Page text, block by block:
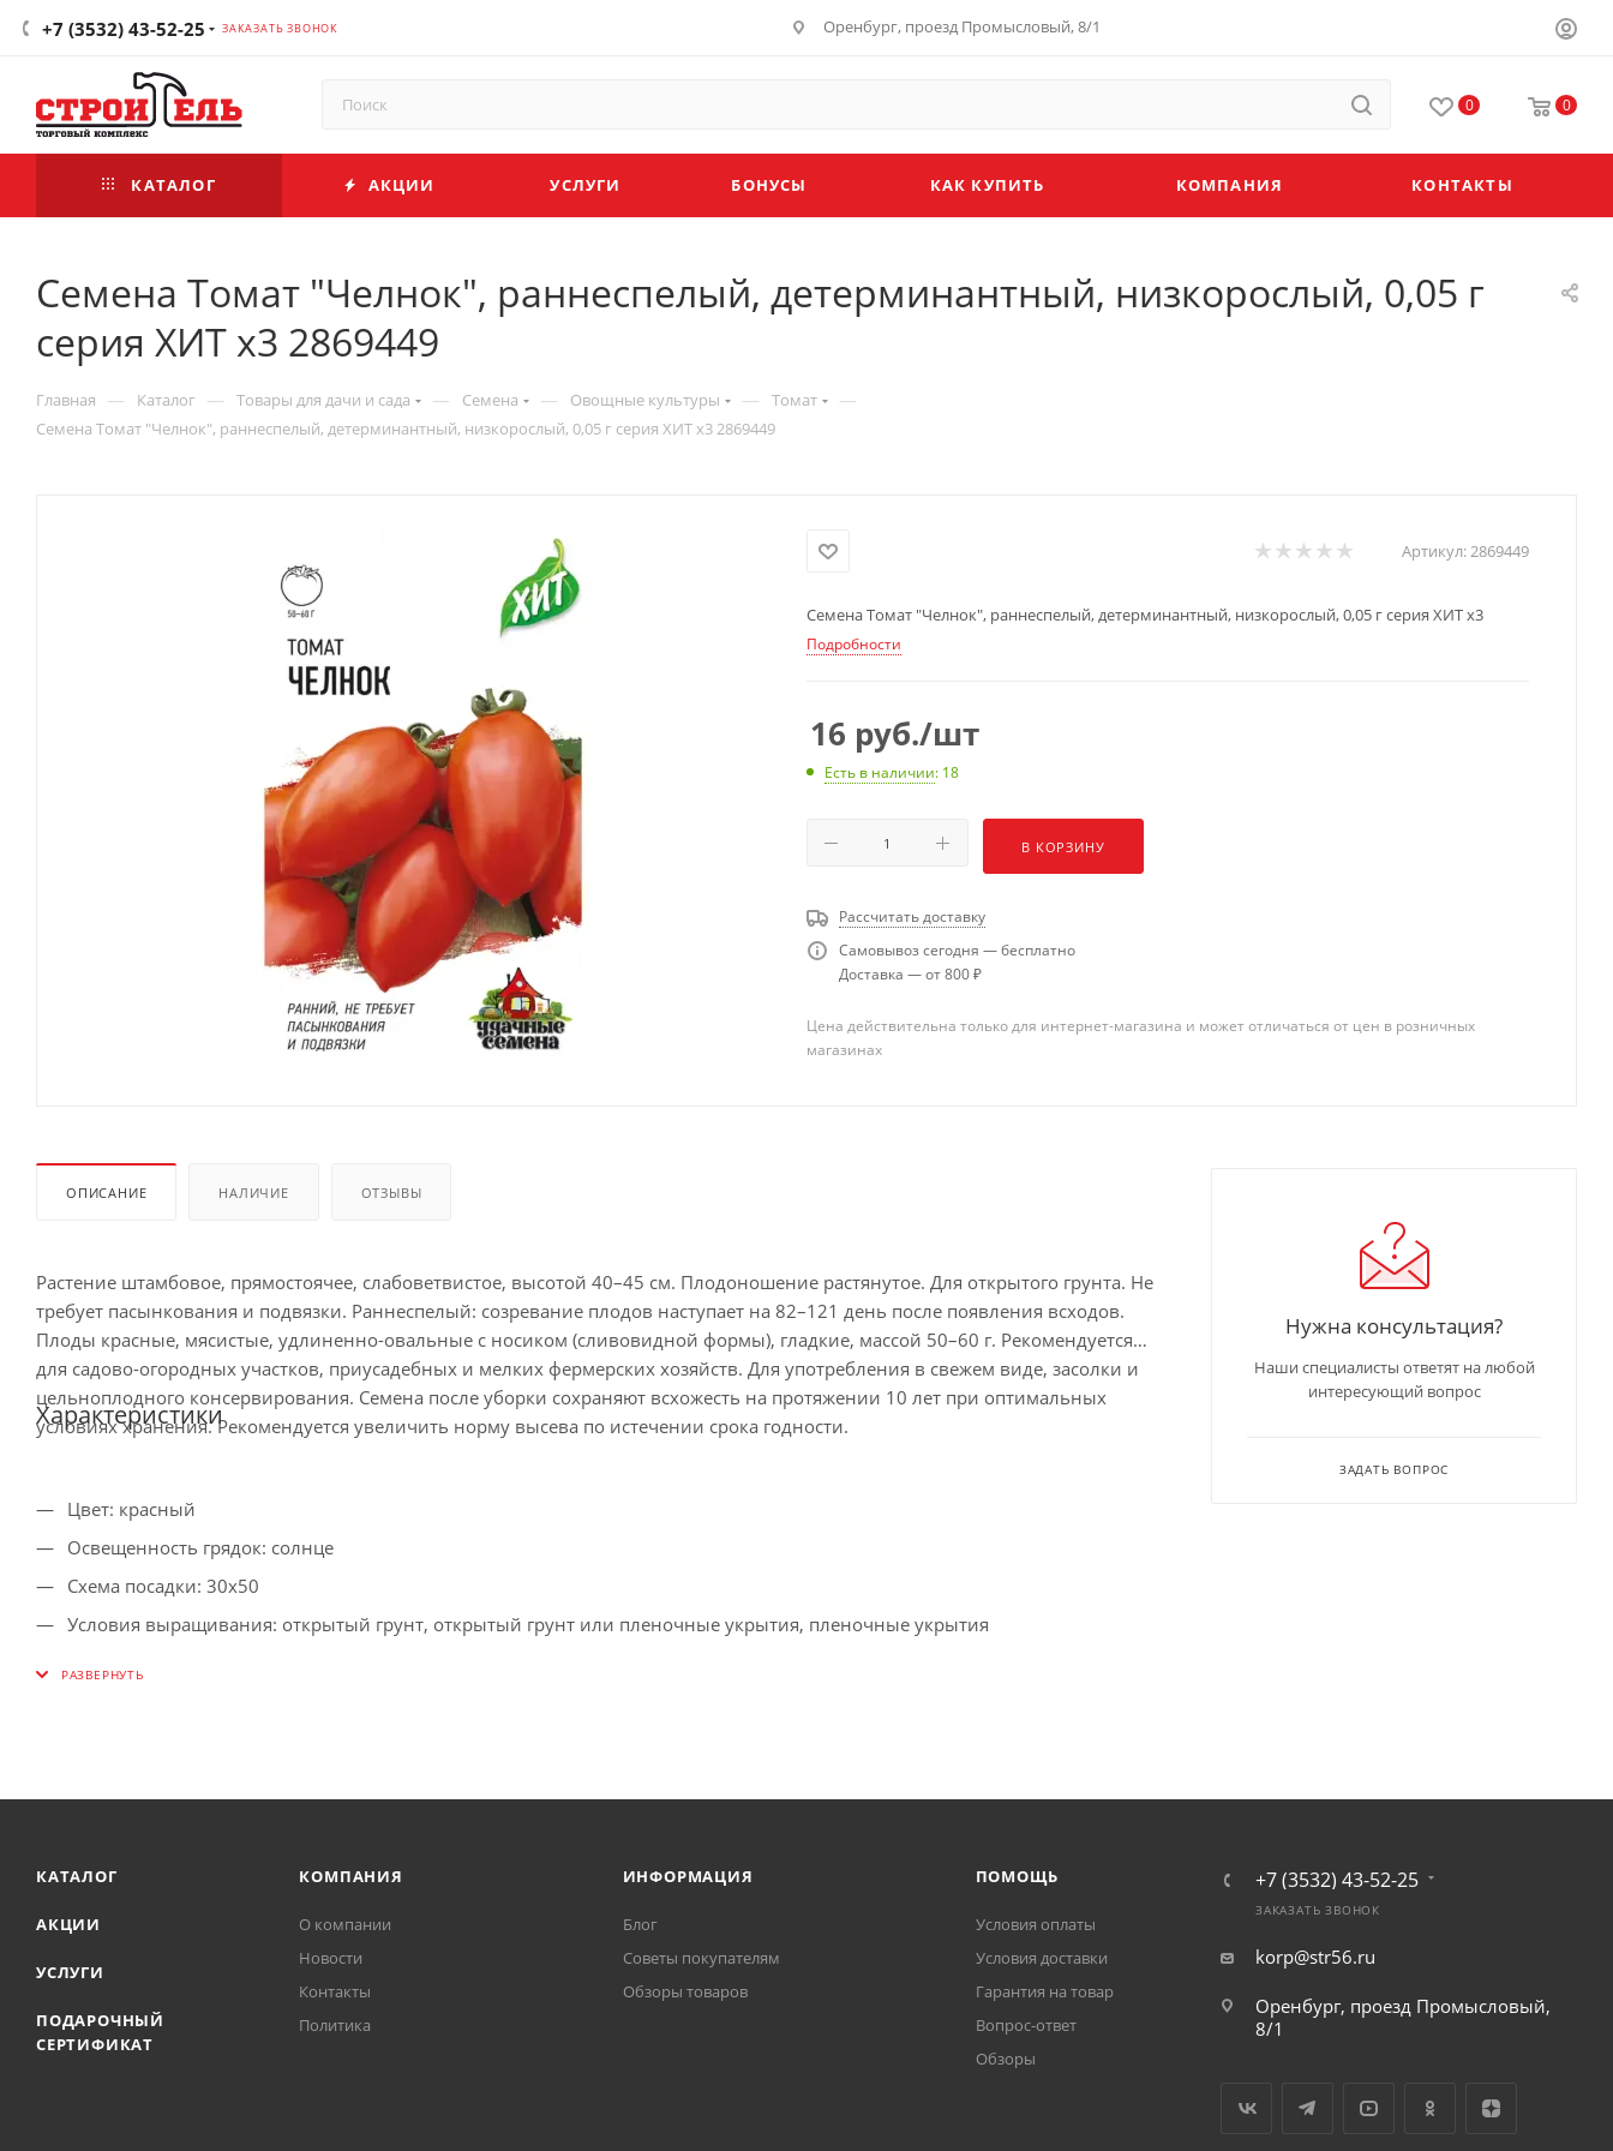
+7 (3532) 43-52-25 ЗАКАЗАТЬ ЗВОНОК Оренбург, проезд Промысловый, 8/1
0 0
КАТАЛОГ АКЦИИ УСЛУГИ БОНУСЫ КАК КУПИТЬ КОМПАНИЯ КОНТАКТЫ
Семена Томат "Челнок", раннеспелый, детерминантный, низкорослый, 0,05 г
серия ХИТ х3 2869449
Главная — Каталог — Товары для дачи и сада — Семена — Овощные культуры — Томат —
Семена Томат "Челнок", раннеспелый, детерминантный, низкорослый, 0,05 г серия ХИТ х3 2869449
Артикул:2869449
Семена Томат "Челнок", раннеспелый, детерминантный, низкорослый, 0,05 г серия ХИТ х3
Подробности
16 руб./шт
Есть в наличии: 18
В КОРЗИНУ
Рассчитать доставку
Самовывоз сегодня — бесплатно
Доставка — от 800 ₽
Цена действительна только для интернет-магазина и может отличаться от цен в розничных
магазинах
ОПИСАНИЕ НАЛИЧИЕ ОТЗЫВЫ
Растение штамбовое, прямостоячее, слабоветвистое, высотой 40–45 см. Плодоношение растянутое. Для открытого грунта. Не
требует пасынкования и подвязки. Раннеспелый: созревание плодов наступает на 82–121 день после появления всходов.
Плоды красные, мясистые, удлиненно-овальные с носиком (сливовидной формы), гладкие, массой 50–60 г. Рекомендуется
для садово-огородных участков, приусадебных и мелких фермерских хозяйств. Для употребления в свежем виде, засолки и
цельноплодного консервирования. Семена после уборки сохраняют всхожесть на протяжении 10 лет при оптимальных
условиях хранения. Рекомендуется увеличить норму высева по истечении срока годности.
Характеристики
Цвет: красный
Освещенность грядок: солнце
Схема посадки: 30х50
Условия выращивания: открытый грунт, открытый грунт или пленочные укрытия, пленочные укрытия
Нужна консультация?
Наши специалисты ответят на любой
интересующий вопрос
ЗАДАТЬ ВОПРОС
КАТАЛОГ
АКЦИИ
УСЛУГИ
ПОДАРОЧНЫЙ
СЕРТИФИКАТ
КОМПАНИЯ
О компании
Новости
Контакты
Политика
ИНФОРМАЦИЯ
Блог
Советы покупателям
Обзоры товаров
ПОМОЩЬ
Условия оплаты
Условия доставки
Гарантия на товар
Вопрос-ответ
Обзоры
+7 (3532) 43-52-25
ЗАКАЗАТЬ ЗВОНОК
korp@str56.ru
Оренбург, проезд Промысловый,
8/1